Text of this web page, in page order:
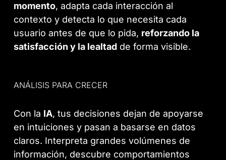
momento, adapta cada interacción al
contexto y detecta lo que necesita cada
usuario antes de que lo pida, reforzando la
satisfacción y la lealtad de forma visible.
ANÁLISIS PARA CRECER
Con la IA, tus decisiones dejan de apoyarse
en intuiciones y pasan a basarse en datos
claros. Interpreta grandes volúmenes de
información, descubre comportamientos